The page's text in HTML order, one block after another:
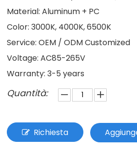
Material: Aluminum + PC
Color: 3000K, 4000K, 6500K
Service: OEM / ODM Customized
Voltage: AC85-265V
Warranty: 3-5 years
Quantità:
Richiesta